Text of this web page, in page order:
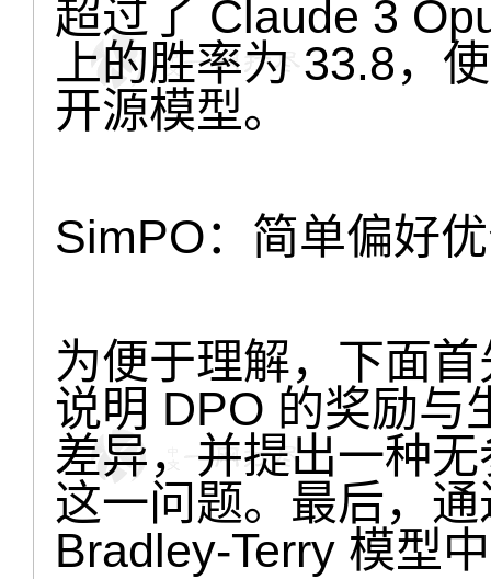
超过了 Claude 3
上的胜率为 33.8，
开源模型。
SimPO：简单偏好
为便于理解，下面
说明 DPO 的奖励与
差异，并提出一种
这一问题。最后，
Bradley-Terry 模型